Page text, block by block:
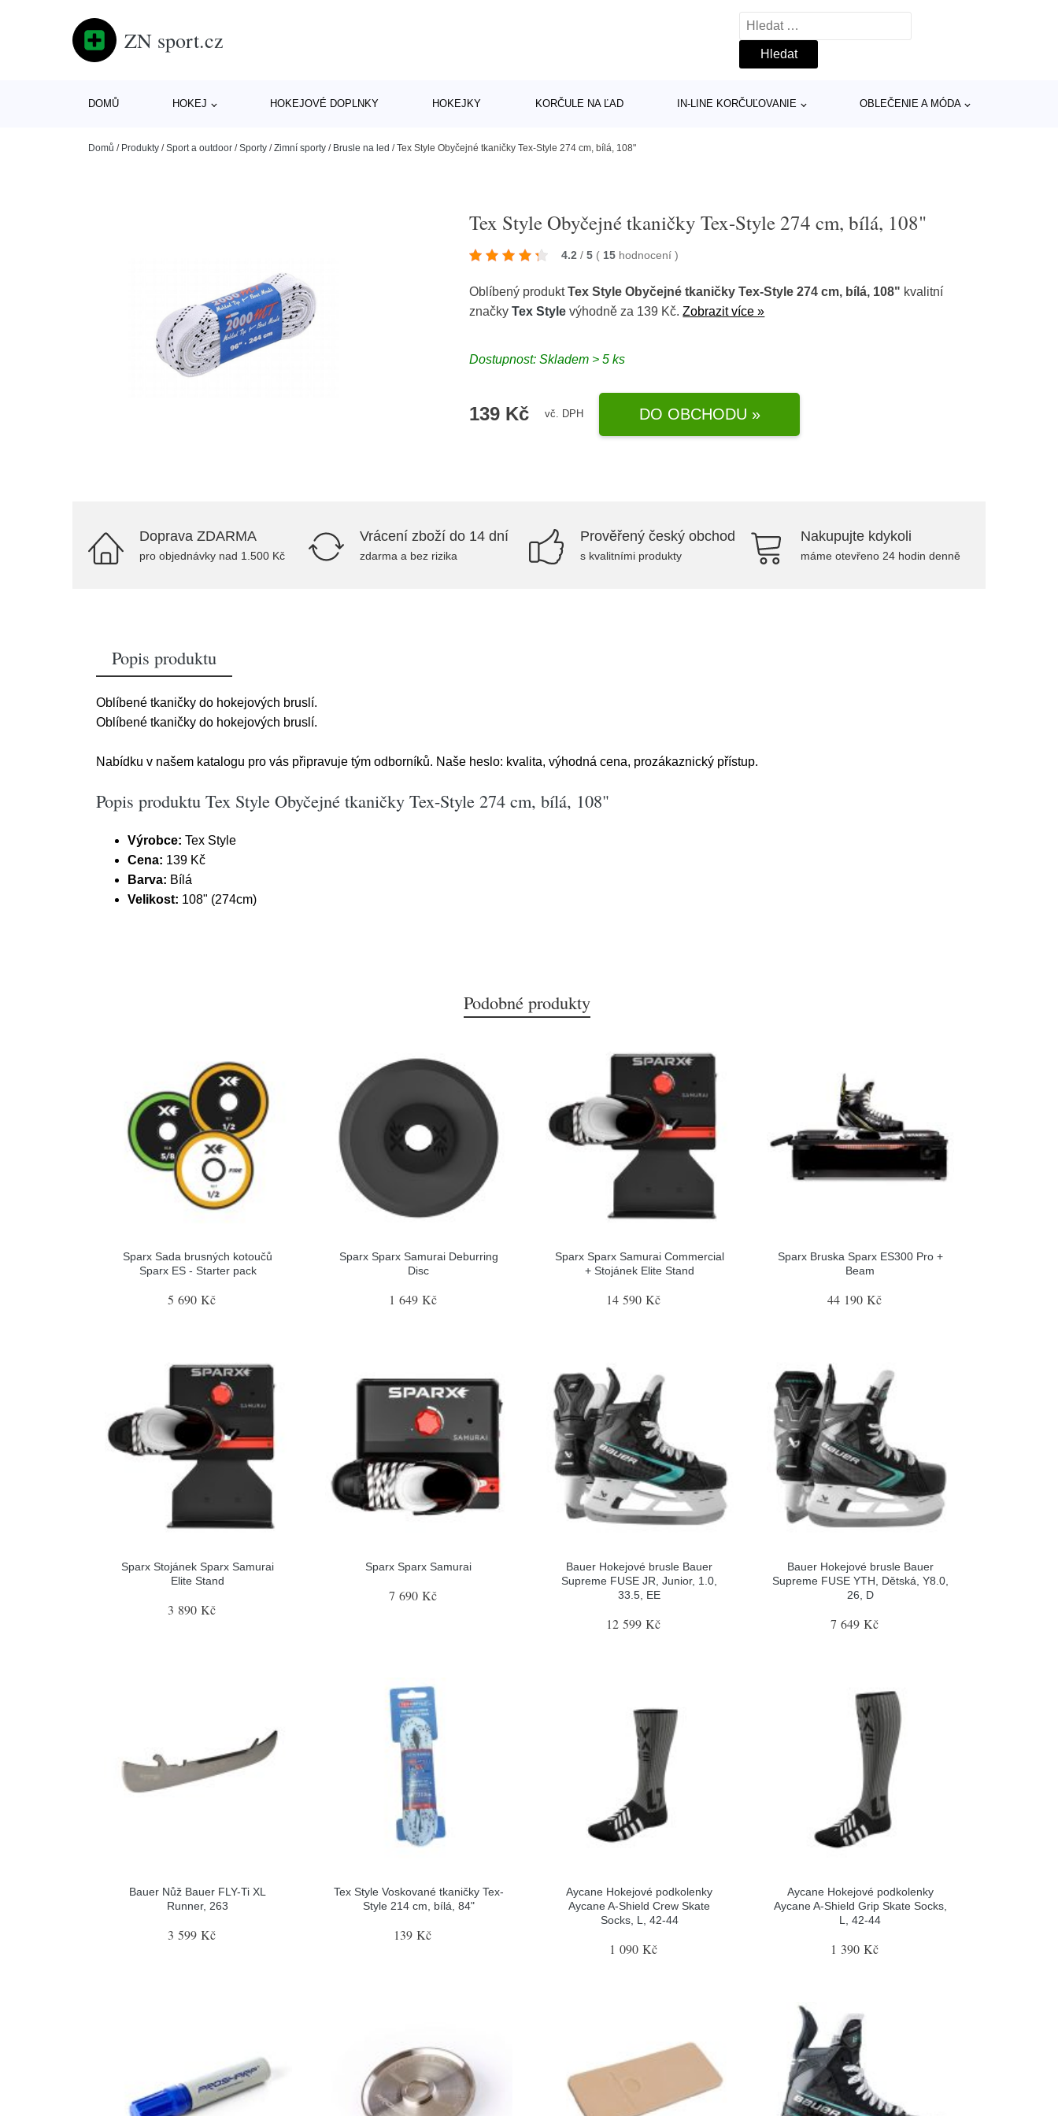
ZN sport.cz
Vyhledávání
DOMŮ HOKEJ HOKEJOVÉ DOPLNKY HOKEJKY KORČULE NA ĽAD IN-LINE KORČUĽOVANIE OBLEČENIE A MÓDA
Domů / Produkty /Sport a outdoor /Sporty /Zimní sporty / Brusle na led /Tex Style Obyčejné tkaničky Tex-Style 274 cm, bílá, 108"
Tex Style Obyčejné tkaničky Tex-Style 274 cm, bílá, 108"
4.2 / 5 ( 15 hodnocení)
Oblíbený produktTex Style Obyčejné tkaničky Tex-Style 274 cm, bílá, 108" kvalitní
značkyTex Style výhodně za 139 Kč.Zobrazit více »
Dostupnost: Skladem > 5 ks
139 Kč vč. DPH DO OBCHODU »
Doprava ZDARMA
pro objednávky nad 1.500 Kč
Vrácení zboží do 14 dní
zdarma a bez rizika
Prověřený český obchod
s kvalitními produkty
Nakupujte kdykoli
máme otevřeno 24 hodin denně
Popis produktu
Oblíbené tkaničky do hokejových bruslí.
Oblíbené tkaničky do hokejových bruslí.
Nabídku v našem katalogu pro vás připravuje tým odborníků. Naše heslo: kvalita, výhodná cena, prozákaznický přístup.
Popis produktu Tex Style Obyčejné tkaničky Tex-Style 274 cm, bílá, 108"
Výrobce: Tex Style
Cena: 139 Kč
Barva: Bílá
Velikost: 108" (274cm)
Podobné produkty
Sparx Sada brusných kotoučů
Sparx ES - Starter pack
5 690 Kč
Sparx Sparx Samurai Deburring
Disc
1 649 Kč
Sparx Sparx Samurai Commercial
+ Stojánek Elite Stand
14 590 Kč
Sparx Bruska Sparx ES300 Pro +
Beam
44 190 Kč
Sparx Stojánek Sparx Samurai
Elite Stand
3 890 Kč
Sparx Sparx Samurai
7 690 Kč
Bauer Hokejové brusle Bauer
Supreme FUSE JR, Junior, 1.0,
33.5, EE
12 599 Kč
Bauer Hokejové brusle Bauer
Supreme FUSE YTH, Dětská, Y8.0,
26, D
7 649 Kč
Bauer Nůž Bauer FLY-Ti XL
Runner, 263
3 599 Kč
Tex Style Voskované tkaničky Tex-
Style 214 cm, bílá, 84"
139 Kč
Aycane Hokejové podkolenky
Aycane A-Shield Crew Skate
Socks, L, 42-44
1 090 Kč
Aycane Hokejové podkolenky
Aycane A-Shield Grip Skate Socks,
L, 42-44
1 390 Kč